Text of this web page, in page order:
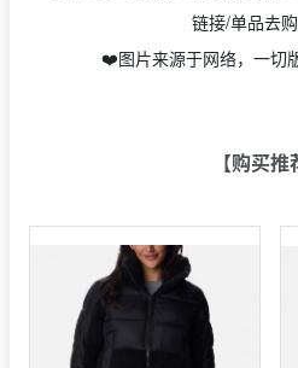
链接/单品去购
❤️图片来源于网络，一切
【购买推